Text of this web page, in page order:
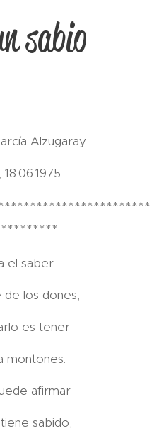
sabio
Alzugaray
el saber
de los dones,
es tener
montones.
afirmar
sabido,